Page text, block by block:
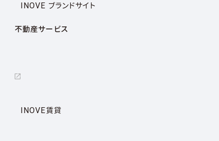
INOVE ブランドサイト
不動産サービス
INOVE賃貸